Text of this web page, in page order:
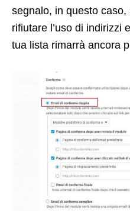
segnalo, in questo
rifiutare l’uso di indirizzi
tua lista rimarrà ancora